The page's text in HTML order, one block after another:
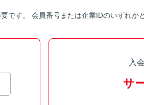
です。 会員番号または企業IDのいずれか
入
サ